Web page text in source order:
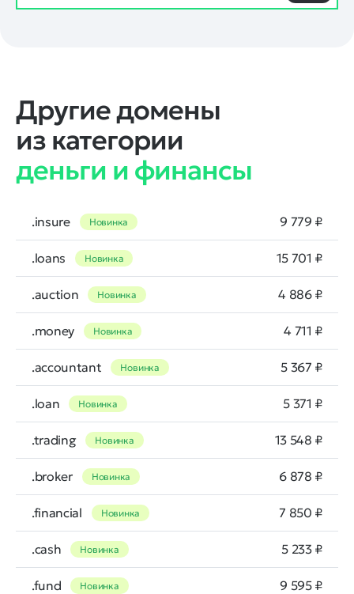
Другие домены
из категории
деньги и финансы
.insure Новинка 9 779 ₽
.loans Новинка 15 701 ₽
.auction Новинка 4 886 ₽
.money Новинка 4 711 ₽
.accountant Новинка 5 367 ₽
.loan Новинка 5 371 ₽
.trading Новинка 13 548 ₽
.broker Новинка 6 878 ₽
.financial Новинка 7 850 ₽
.cash Новинка 5 233 ₽
.fund Новинка 9 595 ₽